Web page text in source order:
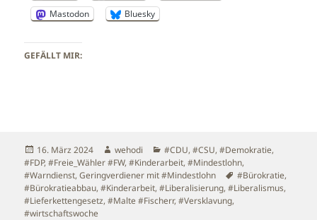
Mastodon
Bluesky
GEFÄLLT MIR:
Veröffentlicht
am
16. März 2024 Autor
wehodi Kategorien
#CDU,#CSU,#Demokratie,
#FDP,#Freie_Wähler #FW,#Kinderarbeit,#Mindestlohn,
#Warndienst,Geringverdiener mit #Mindestlohn Schlagwörter
#Bürokratie,
#Bürokratieabbau,#Kinderarbeit,#Liberalisierung,#Liberalismus,
#Lieferkettengesetz,#Malte #Fischerr,#Versklavung,
#wirtschaftswoche